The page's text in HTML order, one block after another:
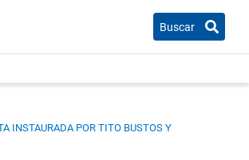
Buscar
INSTAURADA POR TITO BUSTOS Y